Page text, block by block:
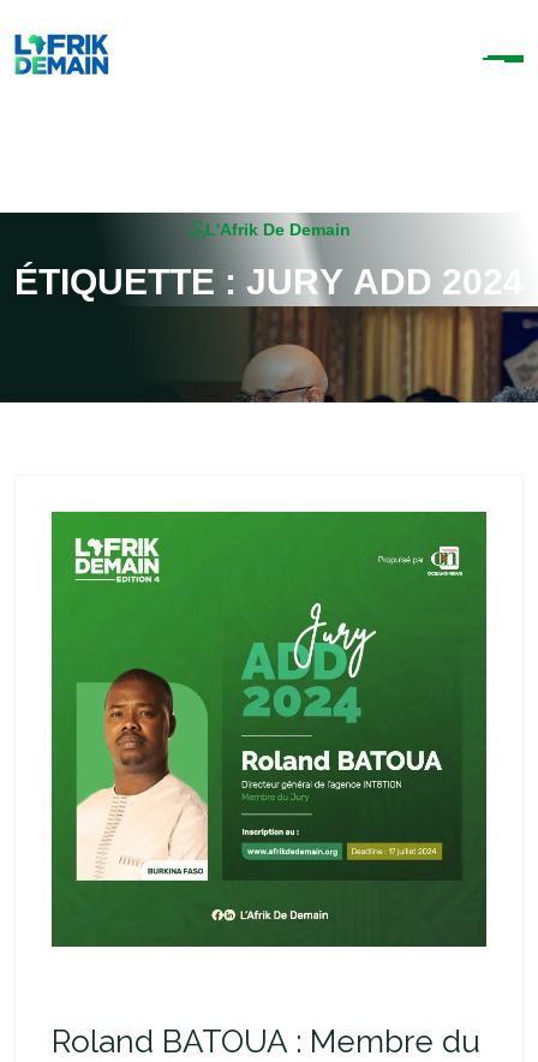
L'Afrik De Demain
ÉTIQUETTE : JURY ADD 202
Roland BATOUA : Membre du